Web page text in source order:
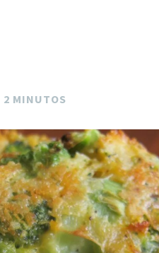
2 MINUTOS